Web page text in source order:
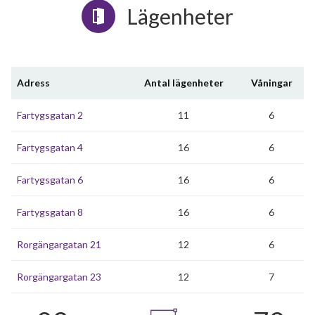
Lägenheter
Adress Antal lägenheter Våningar
Fartygsgatan 2 11 6
Fartygsgatan 4 16 6
Fartygsgatan 6 16 6
Fartygsgatan 8 16 6
Rorgängargatan 21 12 6
Rorgängargatan 23 12 7